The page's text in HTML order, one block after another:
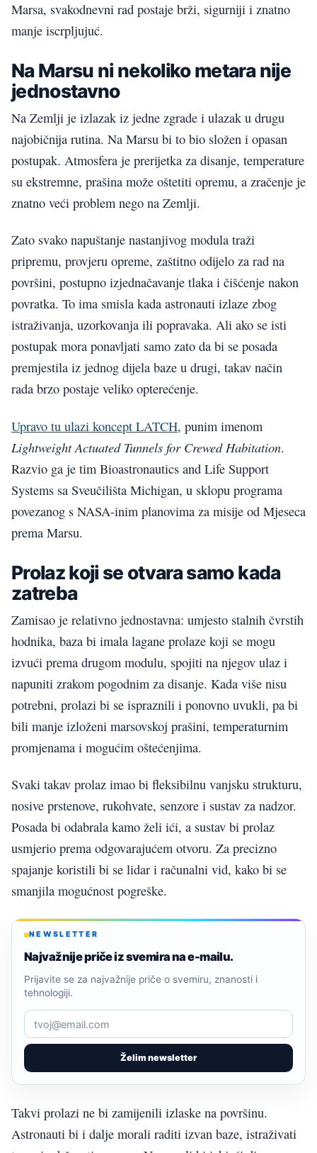
Marsa, svakodnevni rad postaje brži, sigurniji i znatno
manje iscrpljujuć.
Na Marsu ni nekoliko metara nije
jednostavno
Na Zemlji je izlazak iz jedne zgrade i ulazak u drugu
najobičnija rutina. Na Marsu bi to bio složen i opasan
postupak. Atmosfera je prerijetka za disanje, temperature
su ekstremne, prašina može oštetiti opremu, a zračenje je
znatno veći problem nego na Zemlji.
Zato svako napuštanje nastanjivog modula traži
pripremu, provjeru opreme, zaštitno odijelo za rad na
površini, postupno izjednačavanje tlaka i čišćenje nakon
povratka. To ima smisla kada astronauti izlaze zbog
istraživanja, uzorkovanja ili popravaka. Ali ako se isti
postupak mora ponavljati samo zato da bi se posada
premjestila iz jednog dijela baze u drugi, takav način
rada brzo postaje veliko opterećenje.
Upravo tu ulazi koncept LATCH, punim imenom
Lightweight Actuated Tunnels for Crewed Habitation.
Razvio ga je tim Bioastronautics and Life Support
Systems sa Sveučilišta Michigan, u sklopu programa
povezanog s NASA-inim planovima za misije od Mjeseca
prema Marsu.
Prolaz koji se otvara samo kada
zatreba
Zamisao je relativno jednostavna: umjesto stalnih čvrstih
hodnika, baza bi imala lagane prolaze koji se mogu
izvući prema drugom modulu, spojiti na njegov ulaz i
napuniti zrakom pogodnim za disanje. Kada više nisu
potrebni, prolazi bi se ispraznili i ponovno uvukli, pa bi
bili manje izloženi marsovskoj prašini, temperaturnim
promjenama i mogućim oštećenjima.
Svaki takav prolaz imao bi fleksibilnu vanjsku strukturu,
nosive prstenove, rukohvate, senzore i sustav za nadzor.
Posada bi odabrala kamo želi ići, a sustav bi prolaz
usmjerio prema odgovarajućem otvoru. Za precizno
spajanje koristili bi se lidar i računalni vid, kako bi se
smanjila mogućnost pogreške.
NEWSLETTER
Najvažnije priče iz svemira na e-mailu.
Želim newsletter
Prijavite se za najvažnije priče o svemiru, znanosti i
tehnologiji.
Takvi prolazi ne bi zamijenili izlaske na površinu.
Astronauti bi i dalje morali raditi izvan baze, istraživati